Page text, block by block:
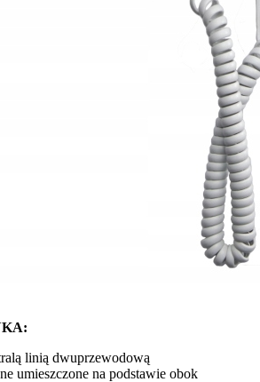
linią dwuprzewodową
umieszczone na podstawie obok